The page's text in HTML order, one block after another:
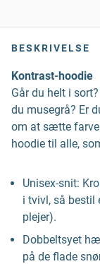
BESKRIVELSE
Kontrast-hoodie
Går du helt i
du musegrå? Er
om at sætte farve
hoodie til alle,
Unisex-snit:
i tvivl, så bestil
plejer).
Dobbeltsyet
på de flade